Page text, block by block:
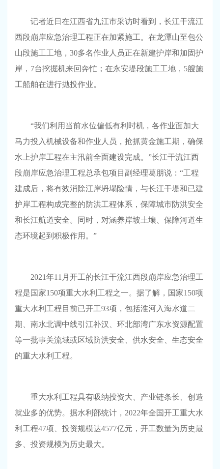
记者近日在江西省九江市采访时看到，长江干流江
西段崩岸应急治理工程正在加紧施工。在龙潭山至包公
山段施工工地，30多名作业人员正在新建护岸和加固护
岸，7台挖掘机来回奔忙；在永安堤段施工工地，5艘施
工船舶在进行抛投作业。
“我们利用当前水位偏低有利时机，各作业面加大
马力投入机械设备和作业人员，抢抓黄金施工期，确保
水上护岸工程在主汛前全面建设完成。”长江干流江西
段崩岸应急治理工程总承包项目副经理葛朋说：“工程
建成后，将有效消除江岸坍塌险情，与长江干堤和已建
护岸工程构成完整的防洪工程体系，保障城市防洪安全
和长江航道安全。同时，对涵养岸坡土壤、保障河道生
态环境起到积极作用。”
2021年11月开工的长江干流江西段崩岸应急治理工
程是国家150项重大水利工程之一。据了解，国家150项
重大水利工程目前已开工93项，包括淮河入海水道二
期、南水北调中线引江补汉、环北部湾广东水资源配置
等一批事关流域或区域防洪安全、供水安全、生态安全
的重大水利工程。
重大水利工程具有吸纳投资大、产业链条长、创造
就业多的优势。据水利部统计，2022年全国开工重大水
利工程47项、投资规模达4577亿元，开工数量为历史最
多、投资规模为历史最大。